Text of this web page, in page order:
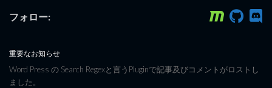
フォロー:
重要なお知らせ
Word Press の Search Regexと言うPluginで記事及びコメントがロストし
ました。